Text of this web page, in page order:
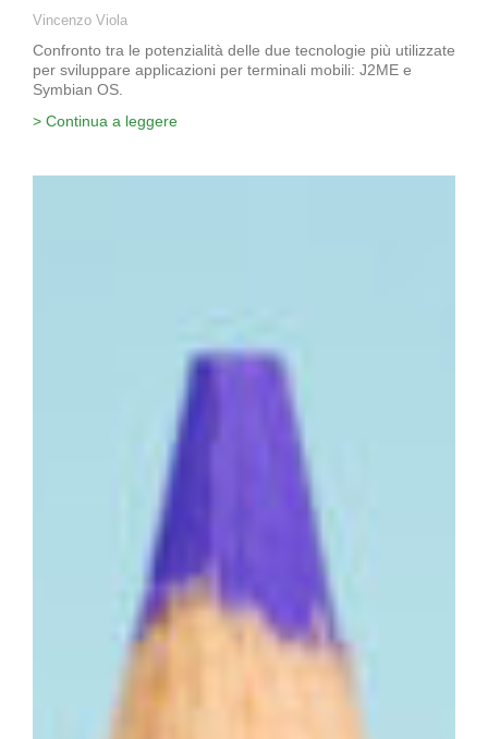
Vincenzo Viola
Confronto tra le potenzialità delle due tecnologie più utilizzate
per sviluppare applicazioni per terminali mobili: J2ME e
Symbian OS.
> Continua a leggere